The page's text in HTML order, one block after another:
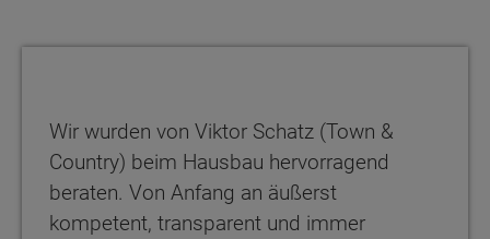
Wir wurden von Viktor Schatz (Town &
Country) beim Hausbau hervorragend
beraten. Von Anfang an äußerst
kompetent, transparent und immer